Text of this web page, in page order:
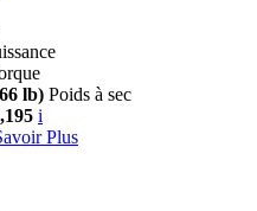
lb) Poids à sec
i
Plus